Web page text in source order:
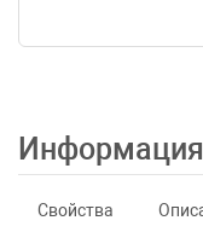
Свойства